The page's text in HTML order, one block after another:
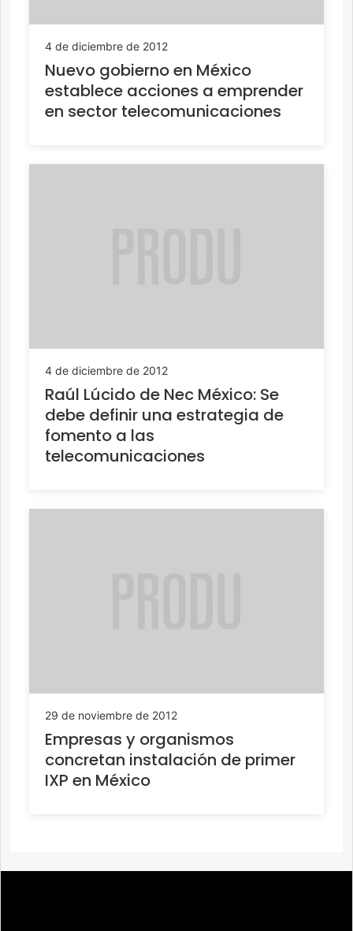
4 de diciembre de 2012
Nuevo gobierno en México
establece acciones a emprender
en sector telecomunicaciones
4 de diciembre de 2012
Raúl Lúcido de Nec México: Se
debe definir una estrategia de
fomento a las
telecomunicaciones
29 de noviembre de 2012
Empresas y organismos
concretan instalación de primer
IXP en México